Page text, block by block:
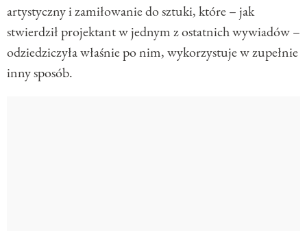
artystyczny i zamiłowanie do sztuki, które – jak
stwierdził projektant w jednym z ostatnich wywiadów –
odziedziczyła właśnie po nim, wykorzystuje w zupełnie
inny sposób.